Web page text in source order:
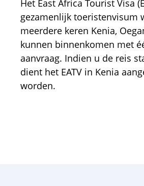
Het East Africa Tourist Visa
gezamenlijk toeristenvisum
meerdere keren Kenia,
kunnen binnenkomen met
aanvraag. Indien u de reis
dient het EATV in Kenia
worden.